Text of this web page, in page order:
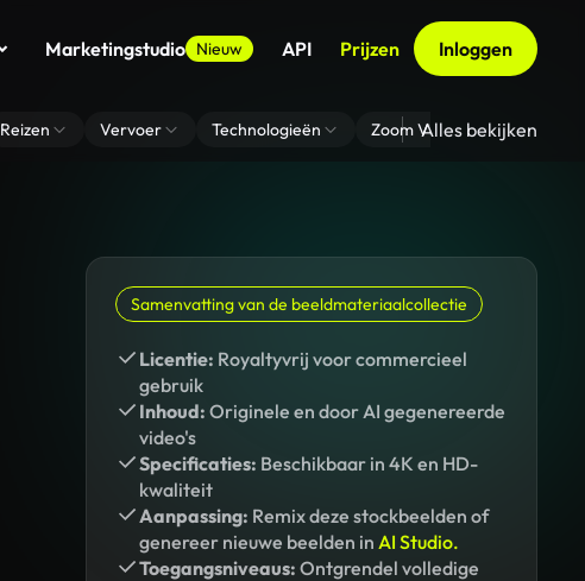
Marketingstudio Nieuw API Prijzen Inloggen
Reizen Vervoer Technologieën Zoom Virtuele
Alles bekijken
Samenvatting van de beeldmateriaalcollectie
Licentie: Royaltyvrij voor commercieel
gebruik
Inhoud: Originele en door AI gegenereerde
video's
Specificaties: Beschikbaar in 4K en HD-
kwaliteit
Aanpassing: Remix deze stockbeelden of
genereer nieuwe beelden in AI Studio.
Toegangsniveaus: Ontgrendel volledige